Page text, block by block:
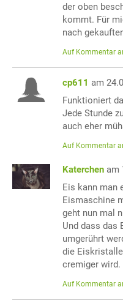
der oben
kommt. Für
nach
Auf Kommentar
cp611 am
Funktioniert
Jede Stunde
auch eher
Auf Kommentar
Katerchen am
Eis kann man
Eismaschine
geht nun mal
Und dass das
umgerührt
die
cremiger wird.
Auf Kommentar